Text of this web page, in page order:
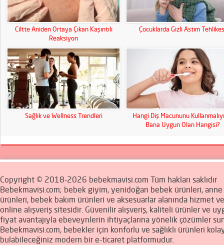
Ciltte Aniden Ortaya Çıkan Kaşıntılı
Reaksiyon
Çocuklarda Gizli Astım
Sağlık ve Wellness Trendleri
Hangi Diş Macununu
Bana Uygun Olan Hangisi?
Copyright © 2018-2026 bebekmavisi.com Tüm hakları saklıdır
Bebekmavisi.com; bebek giyim, yenidoğan bebek ürünleri,
ürünleri, bebek bakım ürünleri ve aksesuarlar alanında hizmet
online alışveriş sitesidir. Güvenilir alışveriş, kaliteli ürünler ve
fiyat avantajıyla ebeveynlerin ihtiyaçlarına yönelik çözümler
Bebekmavisi.com, bebekler için konforlu ve sağlıklı ürünleri
bulabileceğiniz modern bir e-ticaret platformudur.